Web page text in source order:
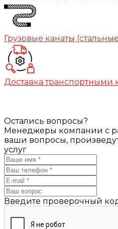
Грузовые канаты
Доставка
Остались вопросы?
Менеджеры компании с
ваши вопросы,
услуг
Введите проверочный